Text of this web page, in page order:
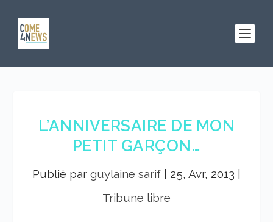
L’ANNIVERSAIRE DE MON
PETIT GARÇON…
Publié par guylaine sarif 25, Avr, 2013
Tribune libre